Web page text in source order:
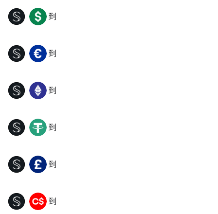
SCRT USD 到
SCRT EUR 到
SCRT ETH 到
SCRT USDT 到
SCRT GBP 到
SCRT CAD 到